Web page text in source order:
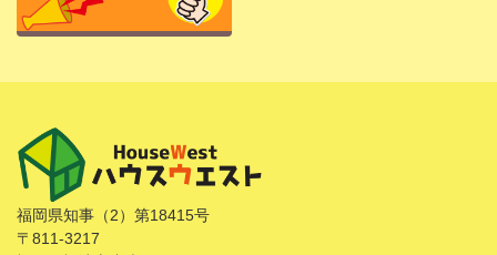
福岡県知事（2）第18415号
〒811-3217